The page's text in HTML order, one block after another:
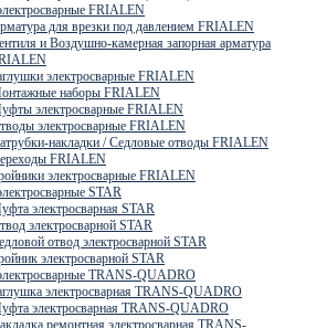
FRIALEN
для врезки под давлением FRIALEN
и Воздушно-камерная запорная арматура
электросварные FRIALEN
наборы FRIALEN
электросварные FRIALEN
электросварные FRIALEN
накладки / Седловые отводы FRIALEN
FRIALEN
электросварные FRIALEN
STAR
электросварная STAR
электросварной STAR
отвод электросварной STAR
электросварной STAR
TRANS-QUADRO
электросварная TRANS-QUADRO
электросварная TRANS-QUADRO
ремонтная электросварная TRANS-